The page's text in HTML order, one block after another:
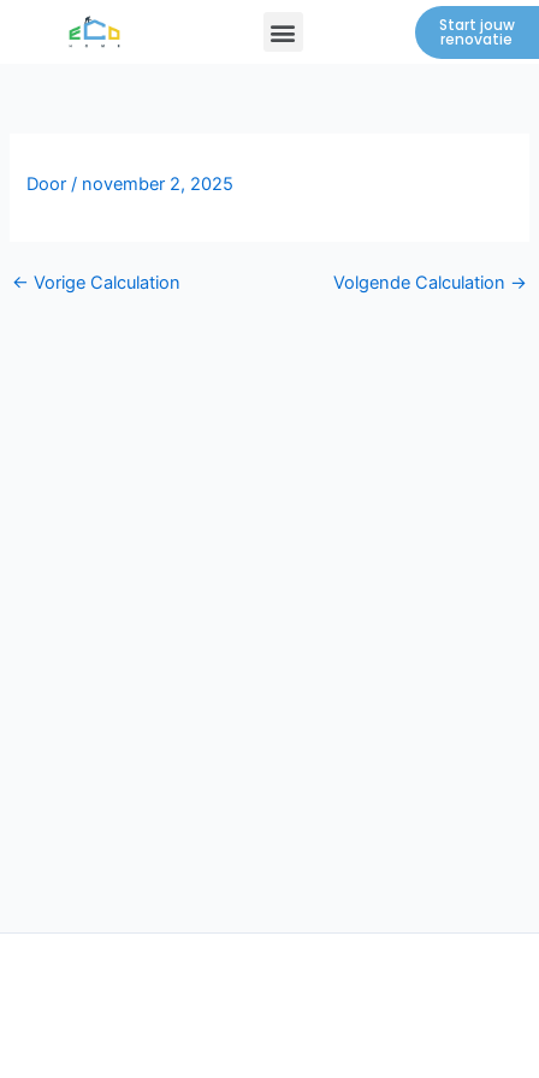
Menu Start jouw
renovatie
Door/ november 2, 2025
← Vorige Calculation Volgende Calculation →